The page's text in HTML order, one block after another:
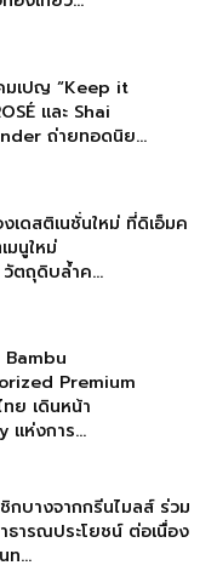
มเปญ “Keep it
และ Shai
ถ่ายทอดนิย...
เดสติเนชั่นใหม่ ที่ดิเอ็มค
มนูใหม่
วัตถุดิบล้ำค...
Bambu
Premium
ย เดินหน้า
แห่งการ...
กบางจากกรีนไมลส์ ร่วม
ธารณประโยชน์ ต่อเนื่อง
ท...